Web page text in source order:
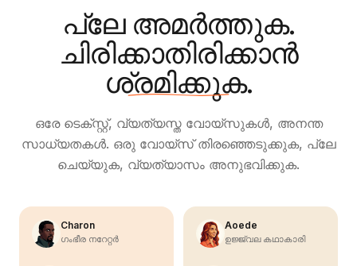
പ്ലേ അമർത്തുക.
ചിരിക്കാതിരിക്കാൻ
ശ്രമിക്കുക.
ഒരേ ടെക്‌സ്റ്റ്, വ്യത്യസ്ത വോയ്‌സുകൾ, അനന്ത
സാധ്യതകൾ. ഒരു വോയ്‌സ് തിരഞ്ഞെടുക്കുക, പ്ലേ
ചെയ്യുക, വ്യത്യാസം അനുഭവിക്കുക.
Charon
ഗംഭീര നറേറ്റർ
Aoede
ഉജ്ജ്വല കഥാകാരി